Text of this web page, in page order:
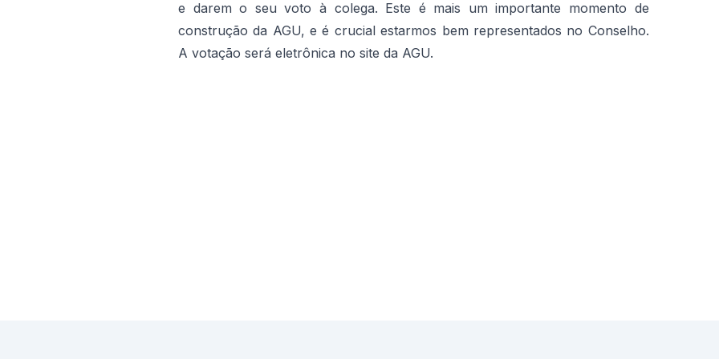
e darem o seu voto à colega. Este é mais um importante momento de
construção da AGU, e é crucial estarmos bem representados no Conselho.
A votação será eletrônica no site da AGU.